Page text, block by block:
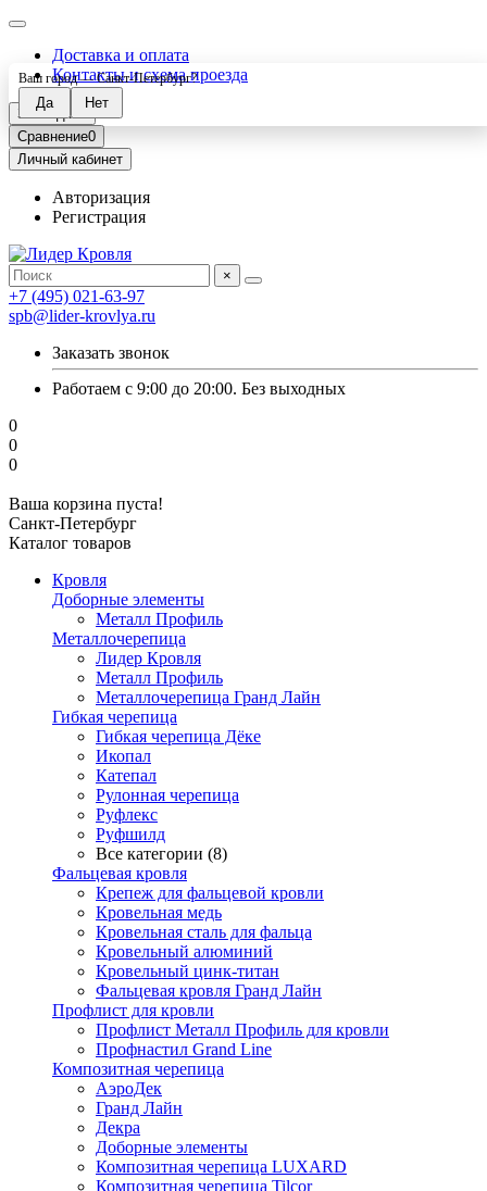
Доставка и оплата
Контакты и схема проезда
Закладки0
Сравнение0
Личный кабинет
Авторизация
Регистрация
×
+7 (495) 021-63-97
spb@lider-krovlya.ru
Заказать звонок
Работаем с 9:00 до 20:00. Без выходных
0
0
0
Ваша корзина пуста!
Санкт-Петербург
Ваш город —Санкт-Петербург?
Каталог товаров
Кровля
Доборные элементы
Металл Профиль
Металлочерепица
Лидер Кровля
Металл Профиль
Металлочерепица Гранд Лайн
Гибкая черепица
Гибкая черепица Дёке
Икопал
Катепал
Рулонная черепица
Руфлекс
Руфшилд
Все категории (8)
Фальцевая кровля
Крепеж для фальцевой кровли
Кровельная медь
Кровельная сталь для фальца
Кровельный алюминий
Кровельный цинк-титан
Фальцевая кровля Гранд Лайн
Профлист для кровли
Профлист Металл Профиль для кровли
Профнастил Grand Line
Композитная черепица
АэроДек
Гранд Лайн
Декра
Доборные элементы
Композитная черепица LUXARD
Композитная черепица Tilcor